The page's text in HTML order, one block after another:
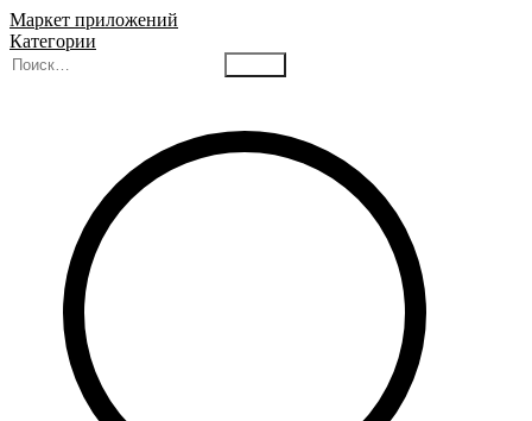
Маркет приложений
Категории